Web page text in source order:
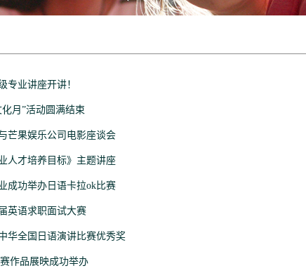
业讲座开讲！
月”活动圆满结束
芒果娱乐公司电影座谈会
人才培养目标》主题讲座
成功举办日语卡拉ok比赛
英语求职面试大赛
华全国日语演讲比赛优秀奖
作品展映成功举办